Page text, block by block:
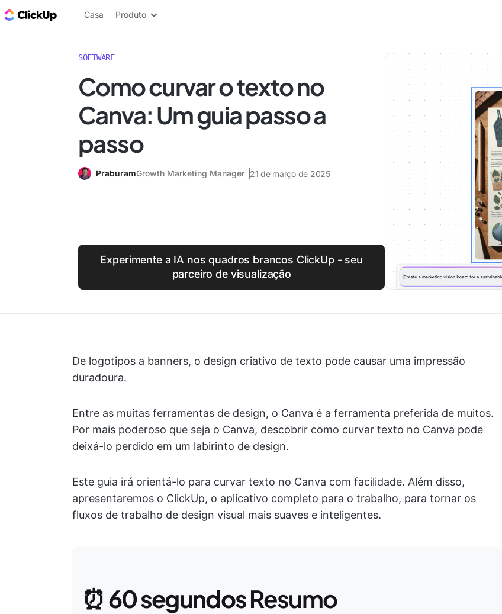
ClickUp Blogue
Casa Produto
SOFTWARE
Como curvar o texto no
Canva: Um guia passo a
passo
PraburamGrowth Marketing Manager 21 de março de 2025
Experimente a IA nos quadros brancos ClickUp - seu
parceiro de visualização
De logotipos a banners, o design criativo de texto pode causar uma impressão
duradoura.
Entre as muitas ferramentas de design, o Canva é a ferramenta preferida de muitos.
Por mais poderoso que seja o Canva, descobrir como curvar texto no Canva pode
deixá-lo perdido em um labirinto de design.
Este guia irá orientá-lo para curvar texto no Canva com facilidade. Além disso,
apresentaremos o ClickUp, o aplicativo completo para o trabalho, para tornar os
fluxos de trabalho de design visual mais suaves e inteligentes.
⏰ 60 segundosResumo